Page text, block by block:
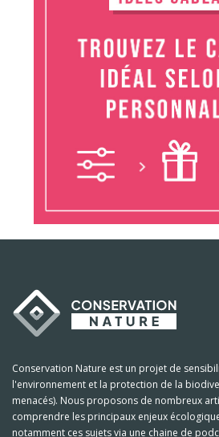
Conservation Nature est un projet de
l'environnement et la protection de la
menacés). Nous proposons de nombreux
comprendre les principaux enjeux
notamment ces sujets via une chaine de